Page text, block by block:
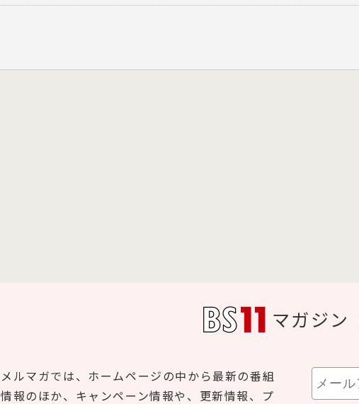
マガジン
メルマガでは、ホームページの中から最新の番組
情報のほか、キャンペーン情報や、更新情報、プ